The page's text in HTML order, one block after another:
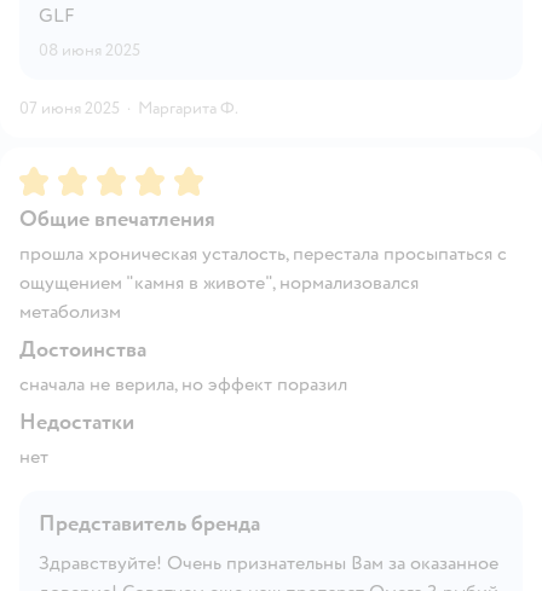
GLF
08 июня 2025
07 июня 2025 · Маргарита Ф.
Рейтинг:5
Общие впечатления
прошла хроническая усталость, перестала просыпаться с
ощущением "камня в животе", нормализовался
метаболизм
Достоинства
сначала не верила, но эффект поразил
Недостатки
нет
Представитель бренда
Здравствуйте! Очень признательны Вам за оказанное